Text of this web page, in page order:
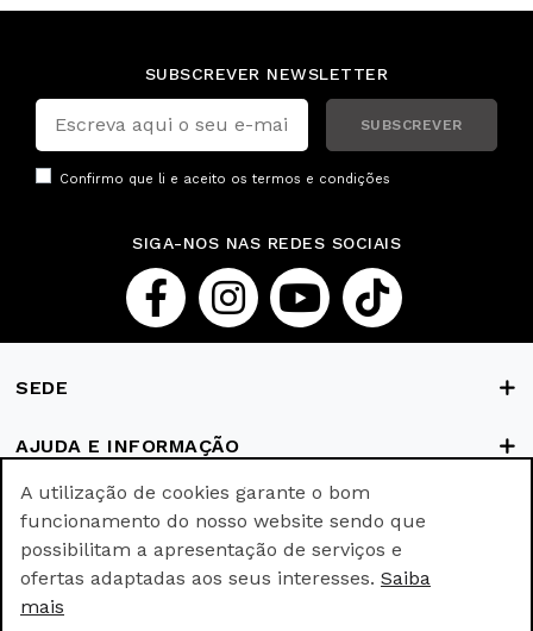
SUBSCREVER NEWSLETTER
SUBSCREVER
Confirmo que li e aceito os termos e condições
SIGA-NOS NAS REDES SOCIAIS
SEDE
AJUDA E INFORMAÇÃO
FORMAS DE PAGAMENTO
A utilização de cookies garante o bom
funcionamento do nosso website sendo que
possibilitam a apresentação de serviços e
ofertas adaptadas aos seus interesses. Saiba
mais